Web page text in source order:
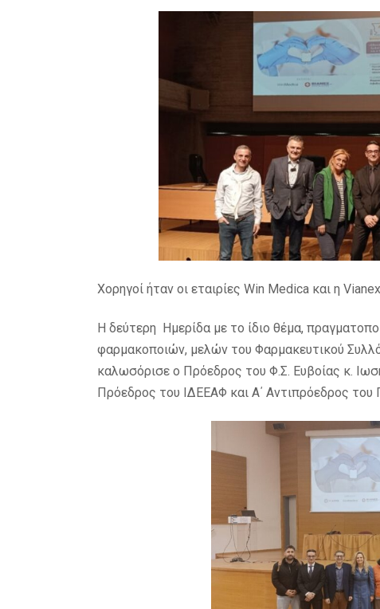
Χορηγοί ήταν οι εταιρίες Win Medica και η
Η δεύτερη Ημερίδα με το ίδιο θέμα,
φαρμακοποιών, μελών του Φαρμακευτικού
καλωσόρισε ο Πρόεδρος του Φ.Σ. Ευβοίας κ.
Πρόεδρος του ΙΔΕΕΑΦ και Α΄ Αντιπρόεδρος του